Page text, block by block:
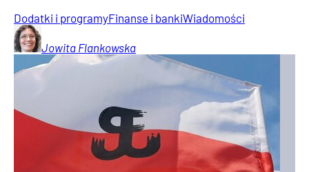
Dodatki i programyFinanse i bankiWiadomości
Jowita Flankowska